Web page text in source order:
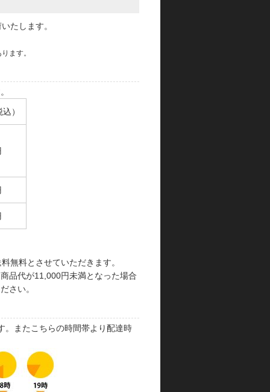
たします。
ます。
）
無料とさせていただきます。
品代が11,000円未満となった場合
さい。
。またこちらの時間帯より配達時